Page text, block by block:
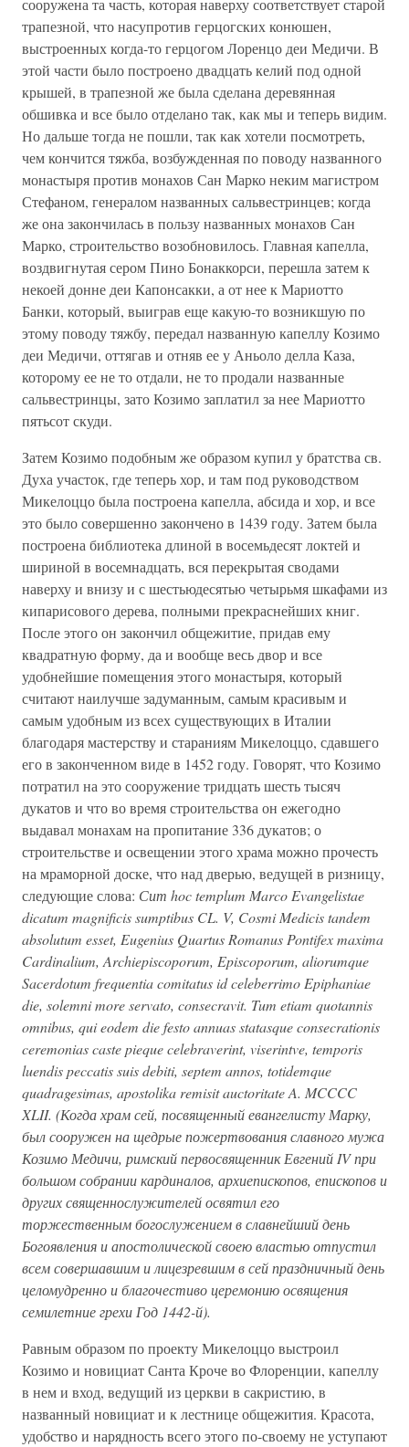
сооружена та часть, которая наверху соответствует старой
трапезной, что насупротив герцогских конюшен,
выстроенных когда-то герцогом Лоренцо деи Медичи. В
этой части было построено двадцать келий под одной
крышей, в трапезной же была сделана деревянная
обшивка и все было отделано так, как мы и теперь видим.
Но дальше тогда не пошли, так как хотели посмотреть,
чем кончится тяжба, возбужденная по поводу названного
монастыря против монахов Сан Марко неким магистром
Стефаном, генералом названных сальвестринцев; когда
же она закончилась в пользу названных монахов Сан
Марко, строительство возобновилось. Главная капелла,
воздвигнутая сером Пино Бонаккорси, перешла затем к
некоей донне деи Капонсакки, а от нее к Мариотто
Банки, который, выиграв еще какую-то возникшую по
этому поводу тяжбу, передал названную капеллу Козимо
деи Медичи, оттягав и отняв ее у Аньоло делла Каза,
которому ее не то отдали, не то продали названные
сальвестринцы, зато Козимо заплатил за нее Мариотто
пятьсот скуди.
Затем Козимо подобным же образом купил у братства св.
Духа участок, где теперь хор, и там под руководством
Микелоццо была построена капелла, абсида и хор, и все
это было совершенно закончено в 1439 году. Затем была
построена библиотека длиной в восемьдесят локтей и
шириной в восемнадцать, вся перекрытая сводами
наверху и внизу и с шестьюдесятью четырьмя шкафами из
кипарисового дерева, полными прекраснейших книг.
После этого он закончил общежитие, придав ему
квадратную форму, да и вообще весь двор и все
удобнейшие помещения этого монастыря, который
считают наилучше задуманным, самым красивым и
самым удобным из всех существующих в Италии
благодаря мастерству и стараниям Микелоццо, сдавшего
его в законченном виде в 1452 году. Говорят, что Козимо
потратил на это сооружение тридцать шесть тысяч
дукатов и что во время строительства он ежегодно
выдавал монахам на пропитание 336 дукатов; о
строительстве и освещении этого храма можно прочесть
на мраморной доске, что над дверью, ведущей в ризницу,
следующие слова: Сит hoc templum Marco Evangelistae
dicatum magnificis sumptibus CL. V, Cosmi Medicis tandem
absolutum esset, Eugenius Quartus Romanus Pontifex maxima
Cardinalium, Archiepiscoporum, Episcoporum, aliorumque
Sacerdotum frequentia comitatus id celeberrimo Epiphaniae
die, solemni more servato, consecravit. Tum etiam quotannis
omnibus, qui eodem die festo annuas statasque consecrationis
ceremonias caste pieque celebraverint, viserintve, temporis
luendis peccatis suis debiti, septem annos, totidemque
quadragesimas, apostolika remisit auctoritate A. MCCCC
XLII. (Когда храм сей, посвященный евангелисту Марку,
был сооружен на щедрые пожертвования славного мужа
Козимо Медичи, римский первосвященник Евгений IV при
большом собрании кардиналов, архиепископов, епископов и
других священнослужителей освятил его
торжественным богослужением в славнейший день
Богоявления и апостолической своею властью отпустил
всем совершавшим и лицезревшим в сей праздничный день
целомудренно и благочестиво церемонию освящения
семилетние грехи Год 1442-й).
Равным образом по проекту Микелоццо выстроил
Козимо и новициат Санта Кроче во Флоренции, капеллу
в нем и вход, ведущий из церкви в сакристию, в
названный новициат и к лестнице общежития. Красота,
удобство и нарядность всего этого по-своему не уступают